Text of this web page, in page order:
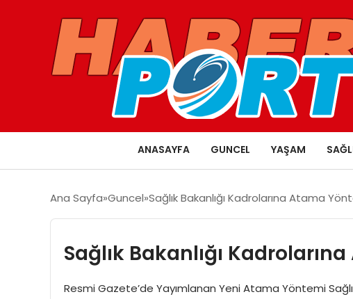
ANASAYFA GUNCEL YAŞAM
Ana Sayfa Guncel Sağlık Bakanlığı Kadrolarına Atama
Sağlık Bakanlığı
Resmi Gazete’de Yayımlanan Yeni Atama Yöntemi